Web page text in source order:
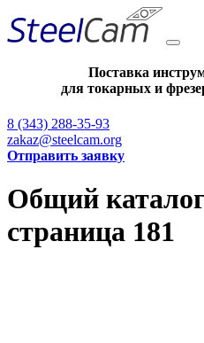
Поставка
для токарных и
8 (343) 288-35-93
zakaz@steelcam.org
Отправить заявку
Общий
страница 181